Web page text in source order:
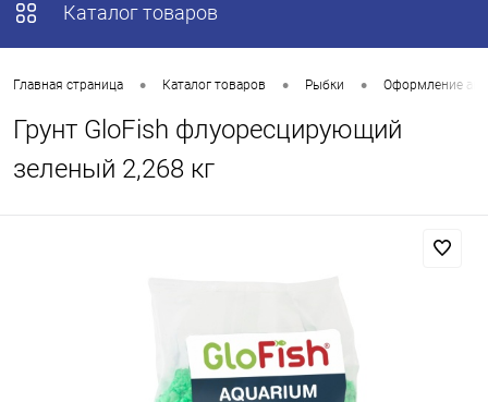
Каталог товаров
Главная страница • Каталог товаров • Рыбки • Оформление
Грунт GloFish флуоресцирующий
зеленый 2,268 кг